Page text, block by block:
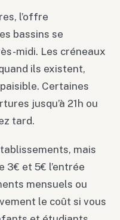
l’offre
bassins se
midi. Les créneaux
ils existent,
Certaines
jusqu’à 21h ou
tard.
mais
et 5€ l’entrée
mensuels ou
le coût si vous